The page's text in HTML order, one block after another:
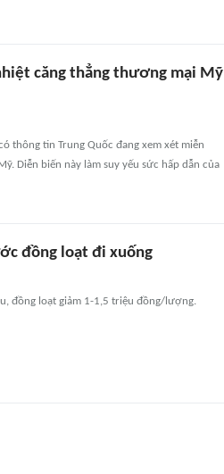
căng thẳng thương mại Mỹ
thông tin Trung Quốc đang xem xét miễn
Diễn biến này làm suy yếu sức hấp dẫn của
đồng loạt đi xuống
đồng loạt giảm 1-1,5 triệu đồng/lượng.